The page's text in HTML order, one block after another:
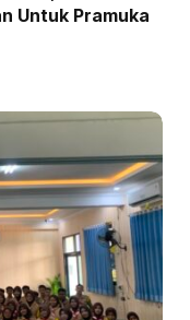
Untuk Pramuka